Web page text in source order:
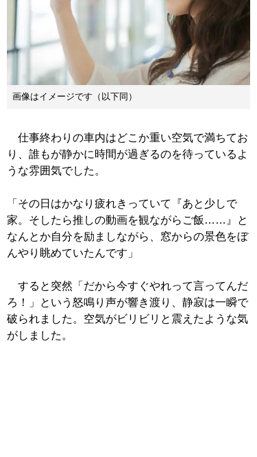
画像はイメージです（以下同）
仕事終わりの車内はどこか重い空気で満ちてお
り、誰もが静かに時間が過ぎるのを待っているよ
うな雰囲気でした。
「その日はかなり疲れきっていて『あと少しで
家。そしたら推しの動画を観ながらご飯……』と
なんとか自分を励ましながら、窓からの景色をぼ
んやり眺めていたんです」
すると突然「だから今すぐやれって言ってんだ
ろ！」という怒鳴り声が響き渡り、静寂は一瞬で
破られました。空気がビリビリと震えたような気
がしました。